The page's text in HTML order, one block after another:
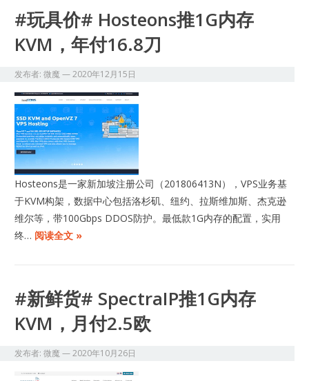
#玩具价# Hosteons推1G内存
KVM，年付16.8刀
发布者:微魔—2020年12月15日
Hosteons是一家新加坡注册公司（201806413N），VPS业务基
于KVM构架，数据中心包括洛杉矶、纽约、拉斯维加斯、杰克逊
维尔等，带100Gbps DDOS防护。最低款1G内存的配置，实用
终… 阅读全文 »
#新鲜货# SpectraIP推1G内存
KVM，月付2.5欧
发布者:微魔—2020年10月26日